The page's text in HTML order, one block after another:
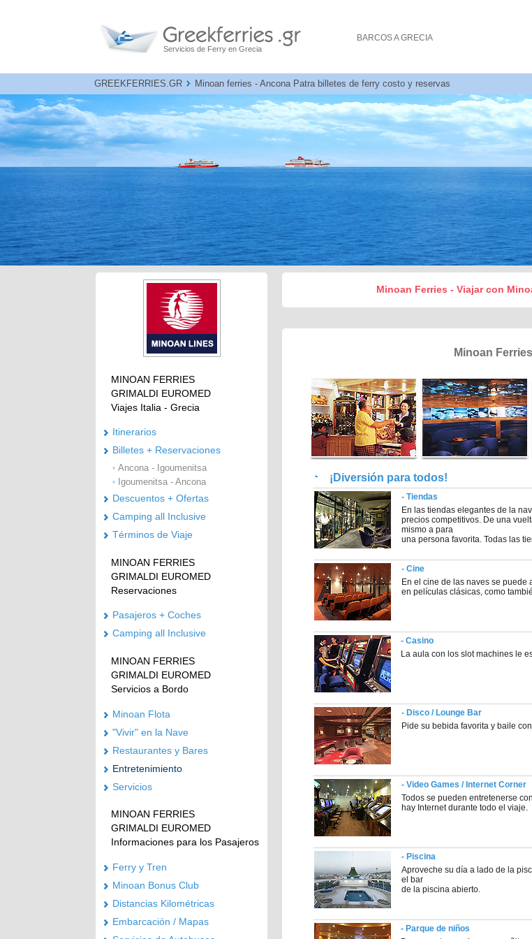
Servicios de Ferry en Grecia
BARCOSA GRECIA
GREEKFERRIES.GR Minoan ferries - Ancona Patra billetes de ferry costo y reservas
MINOAN FERRIES
GRIMALDI EUROMED
Viajes Italia - Grecia
Itinerarios
Billetes + Reservaciones
• Ancona - Igoumenitsa
• Igoumenitsa - Ancona
Descuentos + Ofertas
Camping all Inclusive
Términos de Viaje
MINOAN FERRIES
GRIMALDI EUROMED
Reservaciones
Pasajeros + Coches
Camping all Inclusive
MINOAN FERRIES
GRIMALDI EUROMED
Servicios a Bordo
Minoan Flota
"Vivir" en la Nave
Restaurantes y Bares
Entretenimiento
Servicios
MINOAN FERRIES
GRIMALDI EUROMED
Informaciones para los Pasajeros
Ferry y Tren
Minoan Bonus Club
Distancias Kilométricas
Embarcación / Mapas
Minoan Ferries - Viajar con
Minoan
¡Diversión para todos!
- Tiendas
En las tiendas elegantes de la
precios competitivos. De una
mismo a para
una persona favorita. Todas las
- Cine
En el cine de las naves se puede
en películas clásicas, como
- Casino
La aula con los slot machines le
- Disco / Lounge Bar
Pide su bebida favorita y baile
- Video Games / Internet Corner
Todos se pueden entretenerse
hay Internet durante todo el viaje.
- Piscina
Aproveche su día a lado de la
el bar
de la piscina abierto.
- Parque de niños